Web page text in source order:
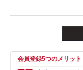
会員登録5つのメリット